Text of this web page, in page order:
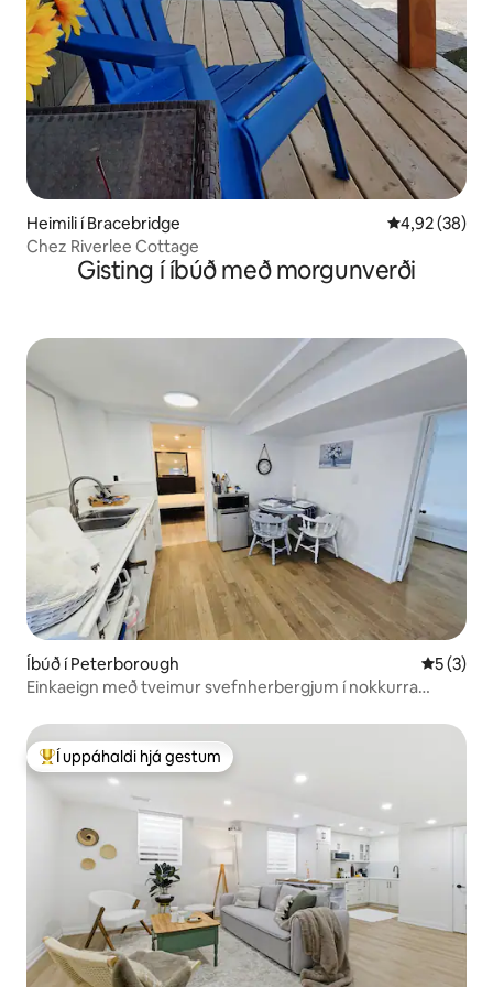
Heimili í Bracebridge 4,92 af 5 í
4,92 (38)
Chez Riverlee Cottage
Gisting í íbúð með morgunverði
Íbúð í Peterborough 5 af 5 í
5 (3)
Einkaeign með tveimur svefnherbergjum í nokkurra
Í mestu uppáhaldi hjá gestum
Í uppáhaldi hjá gestum